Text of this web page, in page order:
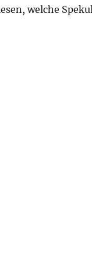
welche